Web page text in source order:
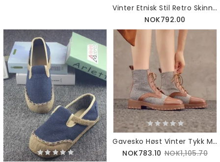
Vinter Etnisk Stil Retro Skinnstøvler 35-42 | Oppdatert
NOK792.00
Gavesko Høst Vinter Tykk Mote Dame Martin Støvler 35-42
NOK783.10 NOK1,105.70